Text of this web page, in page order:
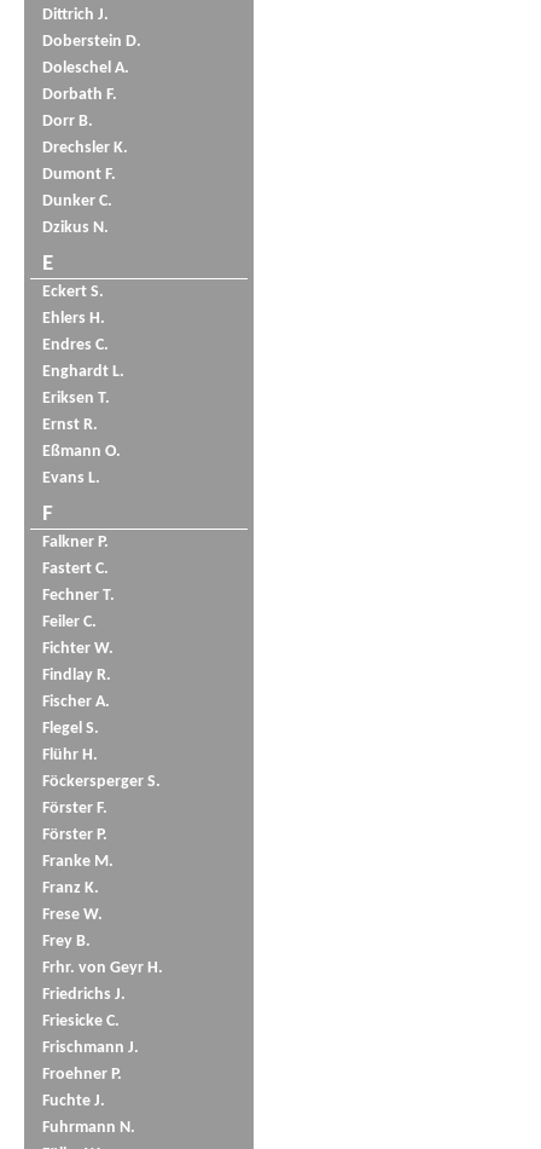
Dittrich J.
Doberstein D.
Doleschel A.
Dorbath F.
Dorr B.
Drechsler K.
Dumont F.
Dunker C.
Dzikus N.
E
Eckert S.
Ehlers H.
Endres C.
Enghardt L.
Eriksen T.
Ernst R.
Eßmann O.
Evans L.
F
Falkner P.
Fastert C.
Fechner T.
Feiler C.
Fichter W.
Findlay R.
Fischer A.
Flegel S.
Flühr H.
Föckersperger S.
Förster F.
Förster P.
Franke M.
Franz K.
Frese W.
Frey B.
Frhr. von Geyr H.
Friedrichs J.
Friesicke C.
Frischmann J.
Froehner P.
Fuchte J.
Fuhrmann N.